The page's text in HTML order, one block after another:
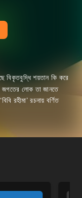
বিকৃতবুদ্ধি শয়তান কি করে
জগতের লোক তা জানতে
রহীমা’ রচনায় বর্ণিত